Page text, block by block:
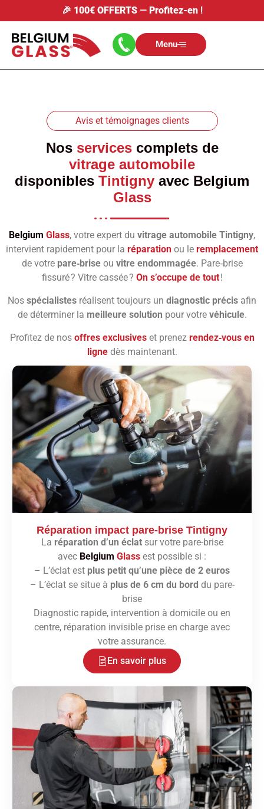
🎉 100€ OFFERTS— Profitez-en!
Menu
Avis et témoignages clients
Nos servicescomplets de
vitrage automobile
disponibles Tintigny avec Belgium
Glass
Belgium Glass, votre expert du vitrage automobile Tintigny,
intervient rapidement pour la réparation ou le remplacement
de votre pare‑briseou vitre endommagée. Pare‑brise
fissuré ? Vitre cassée ? On s’occupe de tout!
Nos spécialistes réalisent toujours un diagnostic précis afin
de déterminer la meilleure solution pour votre véhicule.
Profitez de nos offres exclusiveset prenez rendez‑vous en
lignedès maintenant.
Réparation impact pare-brise Tintigny
La réparation d’un éclatsur votre pare-brise
avec Belgium Glass est possible si :
– L’éclat est plus petit qu’une pièce de 2 euros
– L’éclat se situe à plus de 6 cm du bord du pare-
brise
Diagnostic rapide, intervention à domicile ou en
centre, réparation invisible prise en charge avec
votre assurance.
En savoir plus